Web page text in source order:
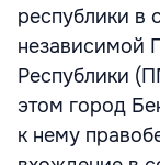
республики в
независимой
Республики
этом город
к нему